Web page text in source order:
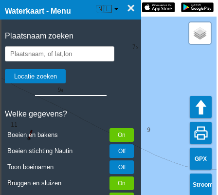
Waterkaart - Menu ×
Plaatsnaam zoeken
Welke gegevens?
Boeien en bakens
Boeien stichting Nautin
Toon boeinamen
Bruggen en sluizen
☰ Waterkaart Live 🇳🇱
GPX
Stroom